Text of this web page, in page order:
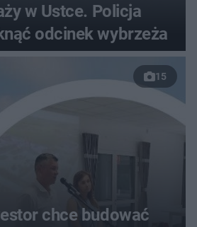
w Ustce. Policja
odcinek wybrzeża
15
chce budować